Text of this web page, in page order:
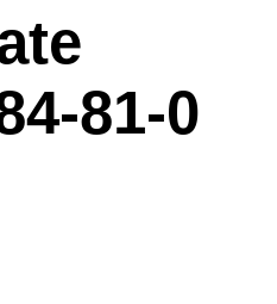
81-0